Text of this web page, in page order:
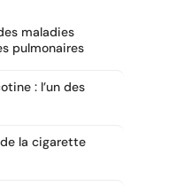
maladies
pulmonaires
: l’un des
de la cigarette